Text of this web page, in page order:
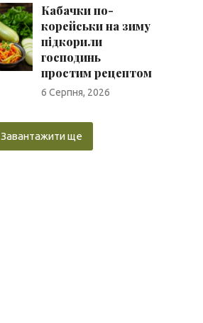
Кабачки по-
корейськи на зиму
підкорили
господинь
простим рецептом
6 Серпня, 2026
Завантажити ще